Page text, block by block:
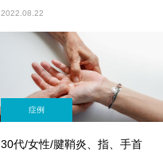
2022.08.22
症例
30代/女性/腱鞘炎、指、手首